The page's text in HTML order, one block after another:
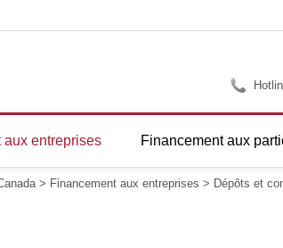
aux entreprises Financement aux
> Financement aux entreprises > Dépôts et